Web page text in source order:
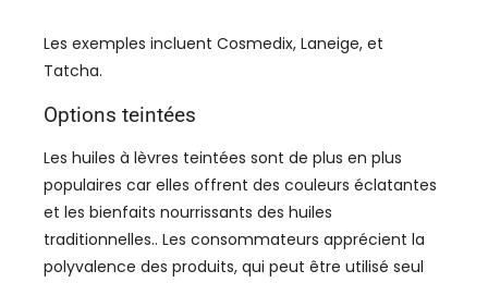
Les exemples incluent Cosmedix, Laneige, et
Tatcha.
Options teintées
Les huiles à lèvres teintées sont de plus en plus
populaires car elles offrent des couleurs éclatantes
et les bienfaits nourrissants des huiles
traditionnelles.. Les consommateurs apprécient la
polyvalence des produits, qui peut être utilisé seul